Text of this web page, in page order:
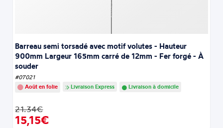
Barreau semi torsadé avec motif volutes - Hauteur
900mm Largeur 165mm carré de 12mm - Fer forgé - À
souder
#07021
Août en folie
Livraison Express Livraison à domicile
21.34€
15,15€